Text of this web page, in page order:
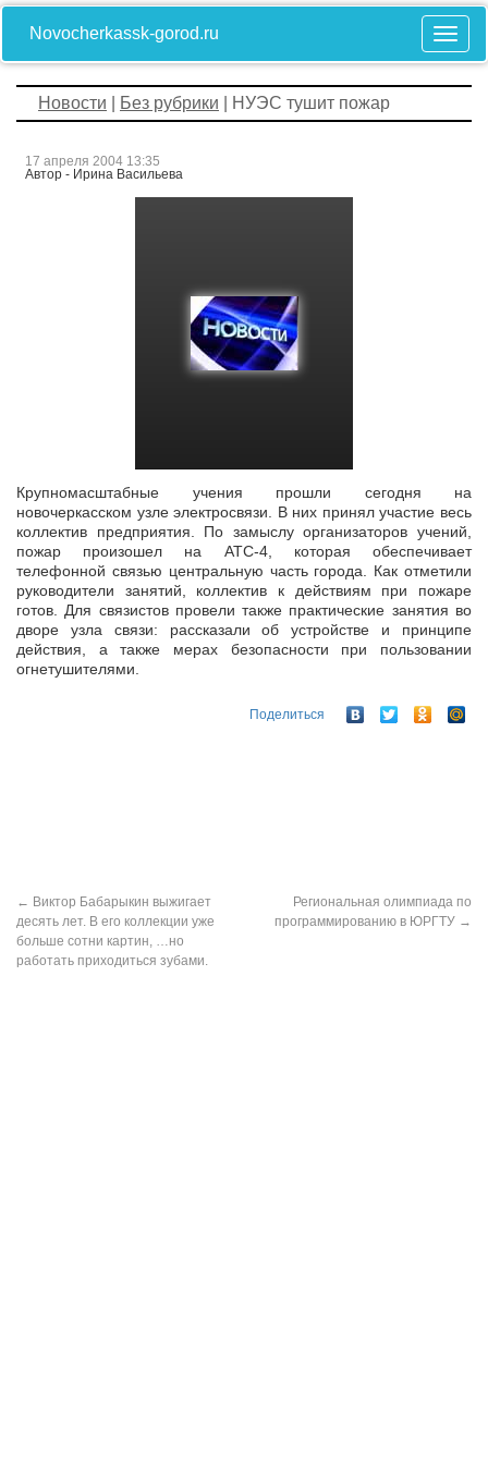
Novocherkassk-gorod.ru
Новости Без рубрики | НУЭС тушит пожар
17 апреля 2004 13:35
Автор - Ирина Васильева
Крупномасштабные учения прошли сегодня на
новочеркасском узле электросвязи. В них принял участие весь
коллектив предприятия. По замыслу организаторов учений,
пожар произошел на АТС-4, которая обеспечивает
телефонной связью центральную часть города. Как отметили
руководители занятий, коллектив к действиям при пожаре
готов. Для связистов провели также практические занятия во
дворе узла связи: рассказали об устройстве и принципе
действия, а также мерах безопасности при пользовании
огнетушителями.
Поделиться
← Виктор Бабарыкин выжигает
десять лет. В его коллекции уже
больше сотни картин, …но
работать приходиться зубами.
Региональная олимпиада по
программированию в ЮРГТУ →